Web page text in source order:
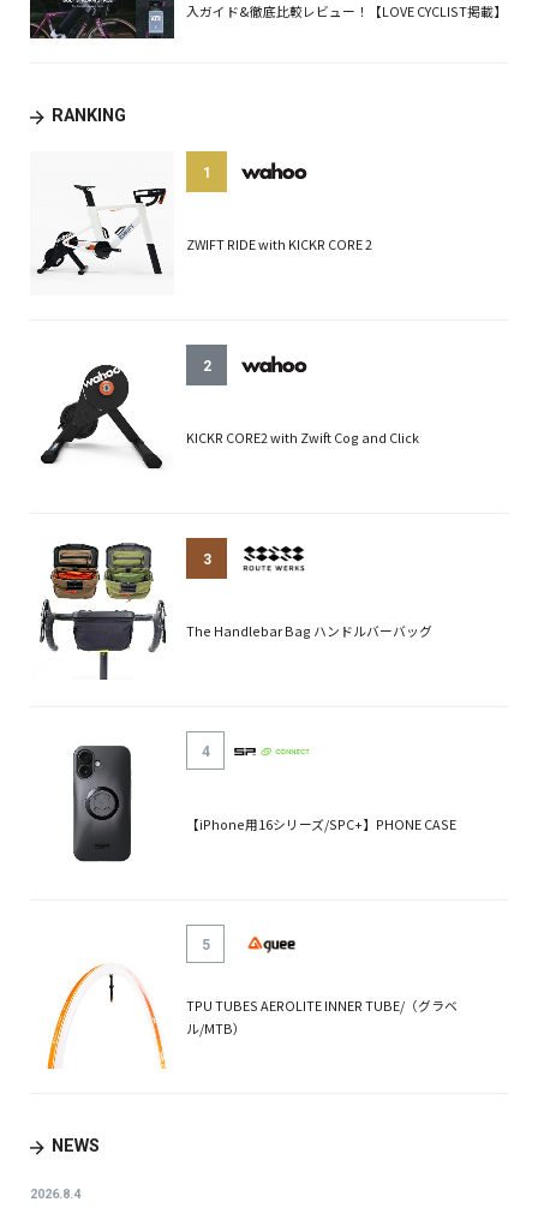
入ガイド&徹底比較レビュー！【LOVE CYCLIST掲載】
RANKING
1
ZWIFT RIDE with KICKR CORE 2
2
KICKR CORE2 with Zwift Cog and Click
3
The Handlebar Bag ハンドルバーバッグ
4
【iPhone用16シリーズ/SPC+】PHONE CASE
5
TPU TUBES AEROLITE INNER TUBE/（グラベ
ル/MTB）
NEWS
2026.8.4